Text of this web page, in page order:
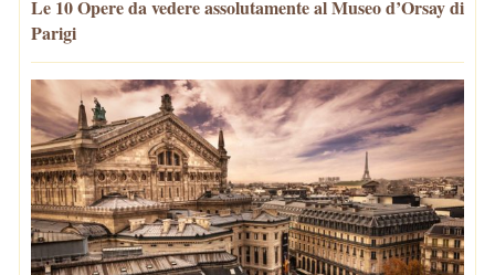
Le 10 Opere da vedere assolutamente al Museo d’Orsay di
Parigi